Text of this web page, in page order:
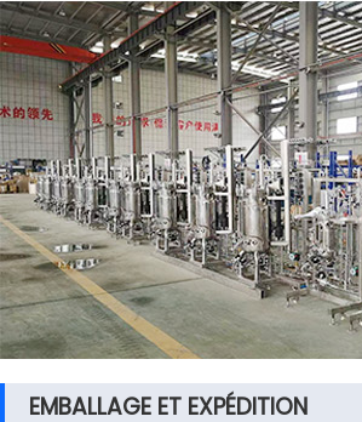
EMBALLAGE ET EXPÉDITION